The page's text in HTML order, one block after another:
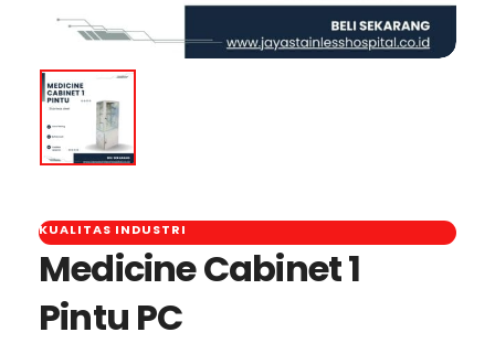
KUALITAS INDUSTRI
Medicine Cabinet 1
Pintu PC